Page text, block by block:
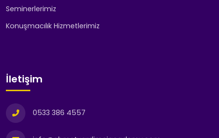
Seminerlerimiz
Konuşmacılık Hizmetlerimiz
İletişim
0533 386 4557